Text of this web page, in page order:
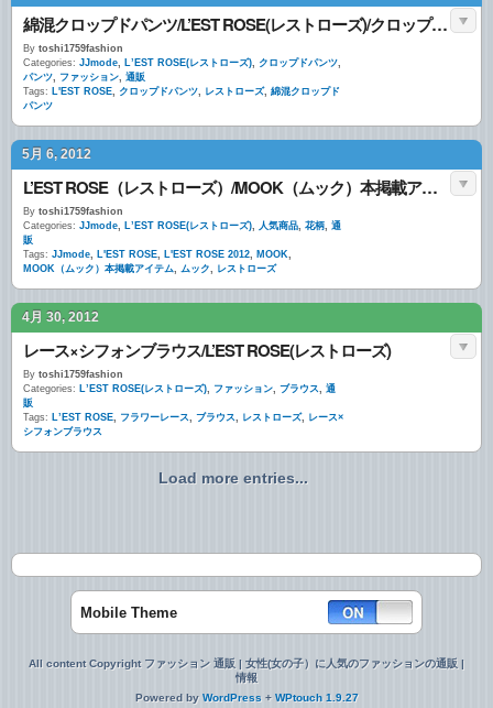
綿混クロップドパンツ/L’EST ROSE(レストローズ)/クロップドパンツ
By toshi1759fashion
Categories: JJmode, L’EST ROSE(レストローズ), クロップドパンツ,
パンツ, ファッション, 通販
Tags: L'EST ROSE, クロップドパンツ, レストローズ, 綿混クロップド
パンツ
5月 6, 2012
L’EST ROSE（レストローズ）/MOOK（ムック）本掲載アイテム/JJmode
By toshi1759fashion
Categories: JJmode, L’EST ROSE(レストローズ), 人気商品, 花柄, 通
販
Tags: JJmode, L'EST ROSE, L'EST ROSE 2012, MOOK,
MOOK（ムック）本掲載アイテム, ムック, レストローズ
4月 30, 2012
レース×シフォンブラウス/L’EST ROSE(レストローズ)
By toshi1759fashion
Categories: L’EST ROSE(レストローズ), ファッション, ブラウス, 通
販
Tags: L’EST ROSE, フラワーレース, ブラウス, レストローズ, レース×
シフォンブラウス
Load more entries...
Mobile Theme
All content Copyright ファッション 通販 | 女性(女の子）に人気のファッションの通販 |
情報
Powered by WordPress + WPtouch 1.9.27